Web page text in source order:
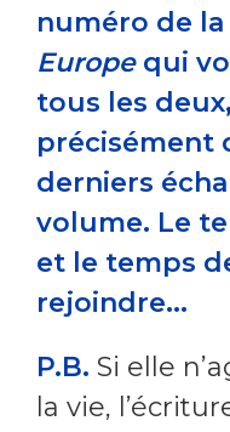
numéro de
Europequi
tous les
précisément
derniers
volume. Le
et le temps
rejoindre...
P.B. Si elle
la vie,